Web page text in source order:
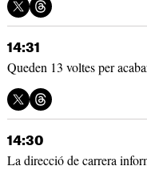
14:31
Queden 13 voltes per
14:30
La direcció de carrera